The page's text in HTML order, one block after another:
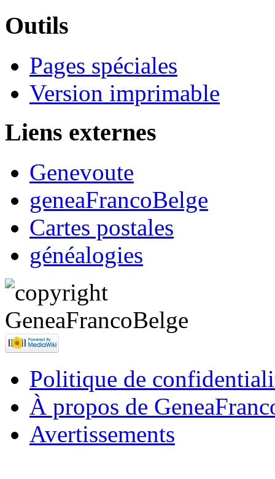
Outils
Pages spéciales
Version imprimable
Liens externes
Genevoute
geneaFrancoBelge
Cartes postales
généalogies
Politique de
À propos de
Avertissements